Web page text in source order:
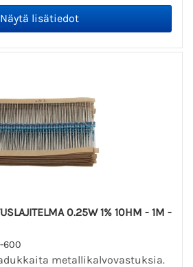
0.25W 1% 10HM - 1M -
600
metallikalvovastuksia.